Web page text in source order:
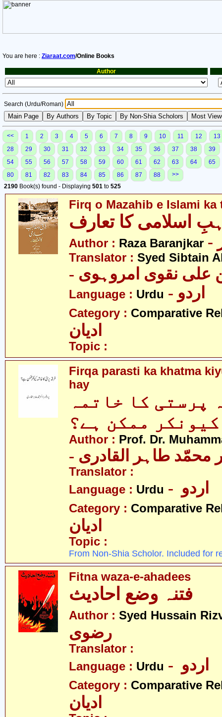
You are here : Ziaraat.com/Online Books
Author
Search (Urdu/Roman)
<< 1 2 3 4 5 6 7 8 9 10 11 12
13
28
29 30 31 32 33 34 35 36 37 38
39
54
55 56 57 58 59 60 61 62 63 64
65
80
81 82 83 84 85 86 87 88
>>
2190 Book(s) found - Displaying 501 to 525
Firq o Mazahib e Islami ka
اسلامی کا تعارف
Author : Raza Baranjkar
Translator : Syed Sibtain
علی نقوی امروہوی
Language : Urdu - اردو
Category : Comparative
ادیان
Topic :
Firqa parasti ka khatma
hay
پرستی کا خاتمہ
کیونکر ممکن ہے؟
Author : Prof. Dr.
محمّد طاہر القادری
Translator :
Language : Urdu
Category : Comparative
ادیان
Topic :
From Non-Shia Scholor. Included for
Fitna waza-e-ahadees
فتنہ وضع احادیث
Author : Syed Hussain
رضوی
Translator :
Language : Urdu
Category : Comparative
ادیان